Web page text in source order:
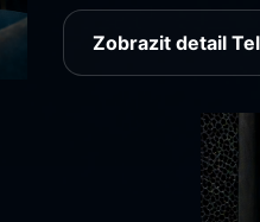
Zobrazit detail